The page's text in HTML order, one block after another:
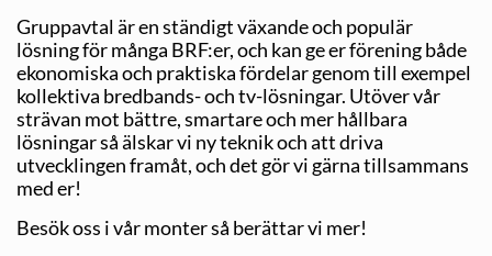
Gruppavtal är en ständigt växande och populär
lösning för många BRF:er, och kan ge er förening både
ekonomiska och praktiska fördelar genom till exempel
kollektiva bredbands- och tv-lösningar. Utöver vår
strävan mot bättre, smartare och mer hållbara
lösningar så älskar vi ny teknik och att driva
utvecklingen framåt, och det gör vi gärna tillsammans
med er!
Besök oss i vår monter så berättar vi mer!